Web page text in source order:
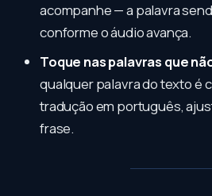
acompanhe — a palavra
conforme o áudio avança.
Toque nas palavras que
qualquer palavra do texto é
tradução em português,
frase.